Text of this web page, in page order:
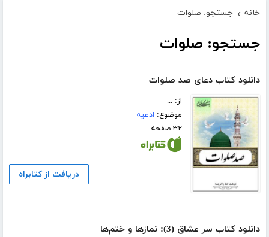
خانه › جستجو: صلوات
جستجو: صلوات
دانلود کتاب دعای صد صلوات
از: ...
موضوع: ادعیه
۳۲ صفحه
دریافت از کتابراه
دانلود کتاب سر عشاق (3): نمازها و ختم‌ها